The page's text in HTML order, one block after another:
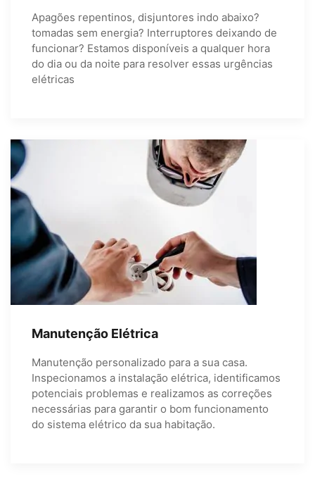
Apagões repentinos, disjuntores indo abaixo?
tomadas sem energia? Interruptores deixando de
funcionar? Estamos disponíveis a qualquer hora
do dia ou da noite para resolver essas urgências
elétricas
Manutenção Elétrica
Manutenção personalizado para a sua casa.
Inspecionamos a instalação elétrica, identificamos
potenciais problemas e realizamos as correções
necessárias para garantir o bom funcionamento
do sistema elétrico da sua habitação.